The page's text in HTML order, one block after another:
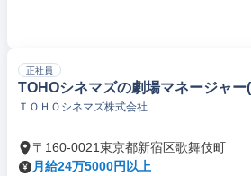
正社員
TOHOシネマズの劇場マネージャー
ＴＯＨＯシネマズ株式会社
〒160-0021東京都新宿区歌舞伎町
月給24万5000円以上